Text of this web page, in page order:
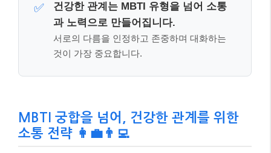
그렇다면 MBTI를 어떻게 활용해야 건강한 관계를 만들
수 있을까요? MBTI는 단순히 ‘궁합’을 따지는 도구가
서로의 ‘다름’을 이해하고 존중하며 소통하는
데 유용한 가이드 가 될 수 있습니다. 각 유형이 세상을
예를 들어, 외향형(E)인 파트너는 스트레스를 받을 때
사람들과 어울리며 에너지를 얻으려 할 수 있고, 내향형